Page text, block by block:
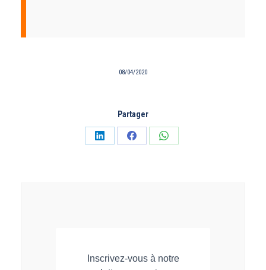
08/04/2020
Partager
PartagerPartagerPartager